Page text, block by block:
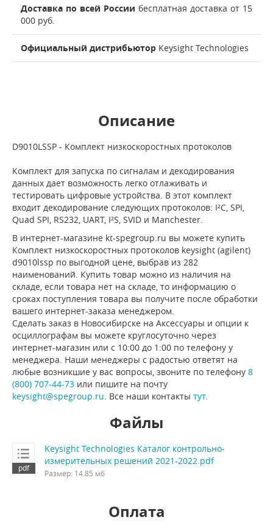
Доставка по всей России бесплатная доставка от 15
000 руб.
Официальный дистрибьютор Keysight Technologies
Описание
D9010LSSP - Комплект низкоскоростных протоколов
Комплект для запуска по сигналам и декодирования
данных дает возможность легко отлаживать и
тестировать цифровые устройства. В этот комплект
входит декодирование следующих протоколов: I²C, SPI,
Quad SPI, RS232, UART, I²S, SVID и Manchester.
В интернет-магазине kt-spegroup.ru вы можете купить
Комплект низкоскоростных протоколов keysight (agilent)
d9010lssp по выгодной цене, выбрав из 282
наименований. Купить товар можно из наличия на
складе, если товара нет на складе, то информацию о
сроках поступления товара вы получите после обработки
вашего интернет-заказа менеджером.
Сделать заказ в Новосибирске на Аксессуары и опции к
осциллографам вы можете круглосуточно через
интернет-магазин или с 10:00 до 1:00 по телефону у
менеджера. Наши менеджеры с радостью ответят на
любые возникшие у вас вопросы, звоните по телефону 8
(800) 707-44-73 или пишите на почту
keysight@spegroup.ru. Все наши контакты тут.
Файлы
Keysight Technologies Каталог контрольно-
измерительных решений 2021-2022.pdf
Размер: 14.85 мб
Оплата